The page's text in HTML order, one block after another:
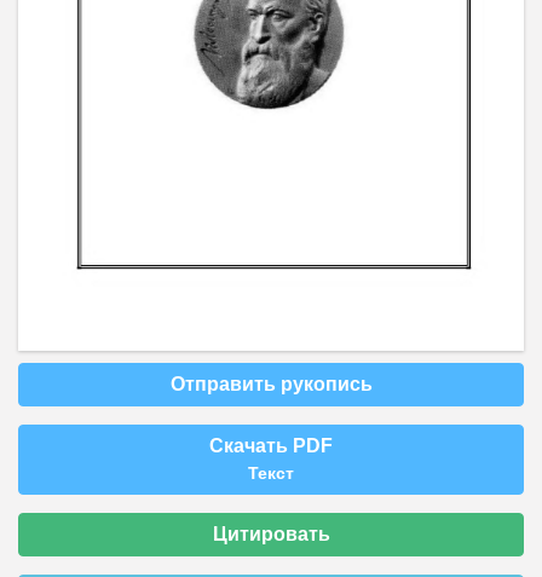
Отправить рукопись
Скачать PDF
Текст
Цитировать